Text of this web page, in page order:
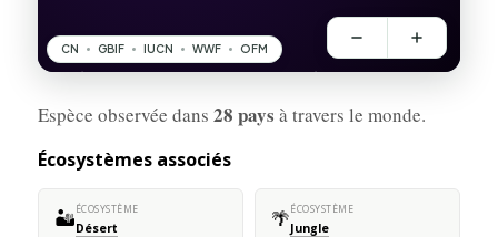
Espèce observée dans 28 pays à travers le monde.
Écosystèmes associés
🏜️ÉCOSYSTÈME
Désert 🌴ÉCOSYSTÈME
Jungle